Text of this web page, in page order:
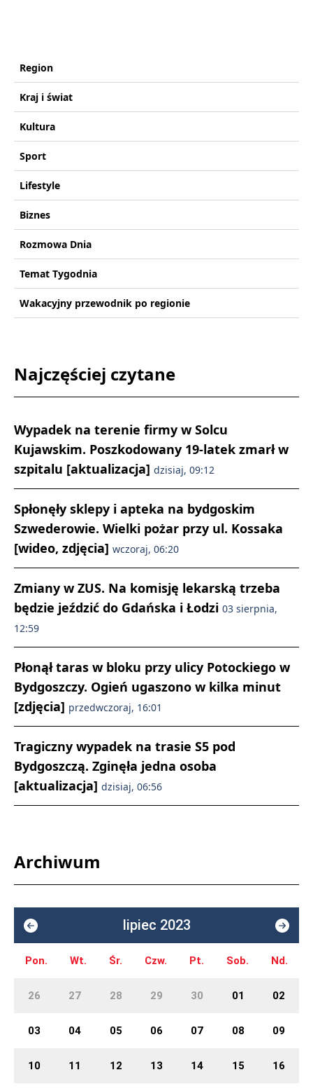
Region
Kraj i świat
Kultura
Sport
Lifestyle
Biznes
Rozmowa Dnia
Temat Tygodnia
Wakacyjny przewodnik po regionie
Najczęściej czytane
Wypadek na terenie firmy w Solcu
Kujawskim. Poszkodowany 19-latek zmarł w
szpitalu [aktualizacja] dzisiaj, 09:12
Spłonęły sklepy i apteka na bydgoskim
Szwederowie. Wielki pożar przy ul. Kossaka
[wideo, zdjęcia] wczoraj, 06:20
Zmiany w ZUS. Na komisję lekarską trzeba
będzie jeździć do Gdańska i Łodzi 03 sierpnia,
12:59
Płonął taras w bloku przy ulicy Potockiego w
Bydgoszczy. Ogień ugaszono w kilka minut
[zdjęcia] przedwczoraj, 16:01
Tragiczny wypadek na trasie S5 pod
Bydgoszczą. Zginęła jedna osoba
[aktualizacja] dzisiaj, 06:56
Archiwum
lipiec 2023
Pon. Wt. Śr. Czw. Pt. Sob. Nd.
26 27 28 29 30 01 02
03 04 05 06 07 08 09
10 11 12 13 14 15 16